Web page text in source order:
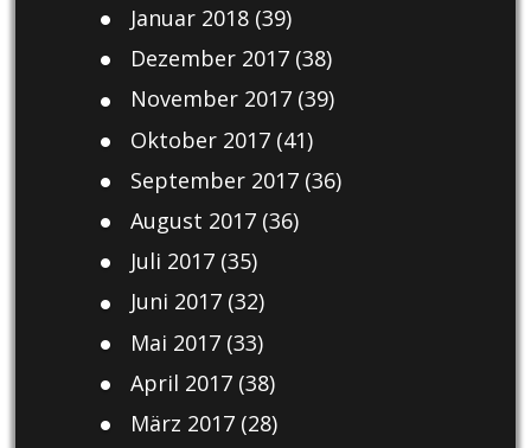
Januar 2018(39)
Dezember 2017(38)
November 2017(39)
Oktober 2017(41)
September 2017(36)
August 2017(36)
Juli 2017(35)
Juni 2017(32)
Mai 2017(33)
April 2017(38)
März 2017(28)